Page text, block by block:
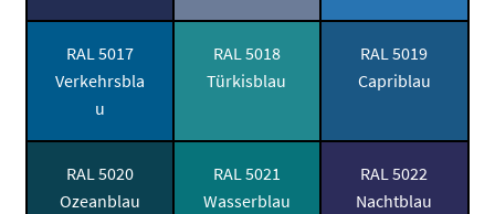
RAL 5017
Verkehrsbla
u
RAL 5018
Türkisblau
RAL 5019
Capriblau
RAL 5020
Ozeanblau
RAL 5021
Wasserblau
RAL 5022
Nachtblau